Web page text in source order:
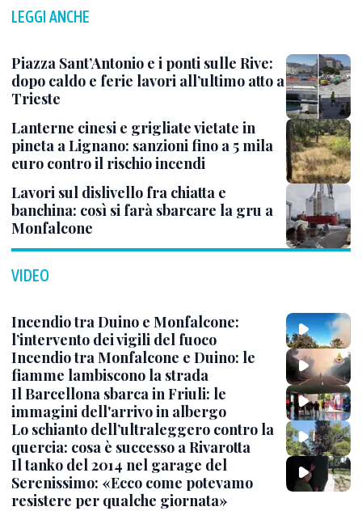
LEGGI ANCHE
Piazza Sant’Antonio e i ponti sulle Rive:
dopo caldo e ferie lavori all’ultimo atto a
Trieste
Lanterne cinesi e grigliate vietate in
pineta a Lignano: sanzioni fino a 5 mila
euro contro il rischio incendi
Lavori sul dislivello fra chiatta e
banchina: così si farà sbarcare la gru a
Monfalcone
VIDEO
Incendio tra Duino e Monfalcone:
l’intervento dei vigili del fuoco
Incendio tra Monfalcone e Duino: le
fiamme lambiscono la strada
Il Barcellona sbarca in Friuli: le
immagini dell'arrivo in albergo
Lo schianto dell’ultraleggero contro la
quercia: cosa è successo a Rivarotta
Il tanko del 2014 nel garage del
Serenissimo: «Ecco come potevamo
resistere per qualche giornata»